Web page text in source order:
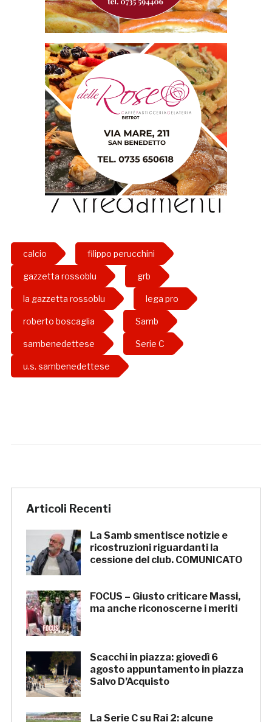
calcio filippo perucchini
gazzetta rossoblu grb
la gazzetta rossoblu lega pro
roberto boscaglia Samb
sambenedettese Serie C
u.s. sambenedettese
Articoli Recenti
La Samb smentisce notizie e
ricostruzioni riguardanti la
cessione del club. COMUNICATO
FOCUS – Giusto criticare Massi,
ma anche riconoscerne i meriti
Scacchi in piazza: giovedì 6
agosto appuntamento in piazza
Salvo D’Acquisto
La Serie C su Rai 2: alcune